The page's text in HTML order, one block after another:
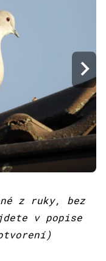
z ruky, bez
v popise